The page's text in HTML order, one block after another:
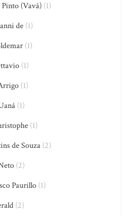
Pinto (Vavá) (1)
de (1)
(1)
(1)
(1)
(1)
(1)
de Souza (2)
(2)
Paurillo (1)
(2)